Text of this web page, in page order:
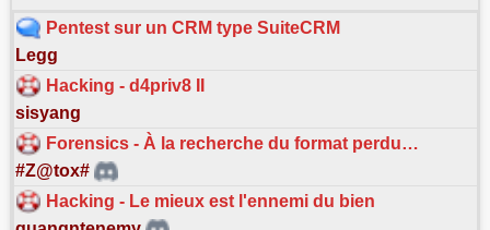
Pentest sur un CRM type SuiteCRM
Legg
Hacking - d4priv8 II
sisyang
Forensics - À la recherche du format perdu…
#Z@tox#
Hacking - Le mieux est l'ennemi du bien